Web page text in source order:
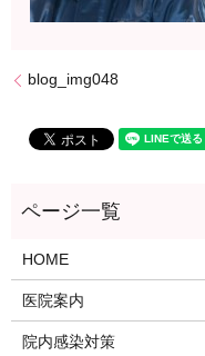
blog_img048
HOME
医院案内
院内感染対策